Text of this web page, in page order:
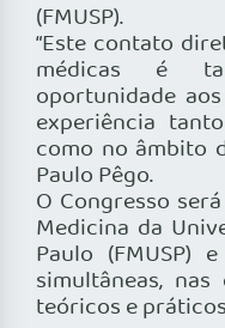
(FMUSP).
“Este contato
médicas é
oportunidade
experiência
como no âmbito
Paulo Pêgo.
O Congresso
Medicina da
Paulo (FMUSP)
simultâneas,
teóricos e